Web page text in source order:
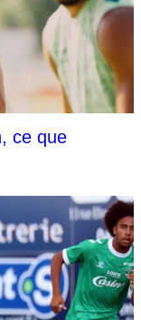
ce que